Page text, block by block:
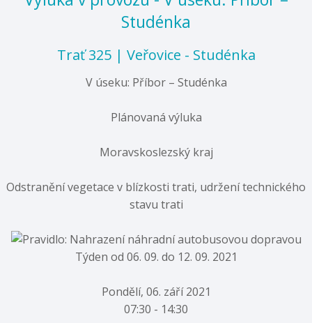
Studénka
Trať 325 | Veřovice - Studénka
V úseku: Příbor – Studénka
Plánovaná výluka
Moravskoslezský kraj
Odstranění vegetace v blízkosti trati, udržení technického
stavu trati
Týden od 06. 09. do 12. 09. 2021
Pondělí, 06. září 2021
07:30 - 14:30